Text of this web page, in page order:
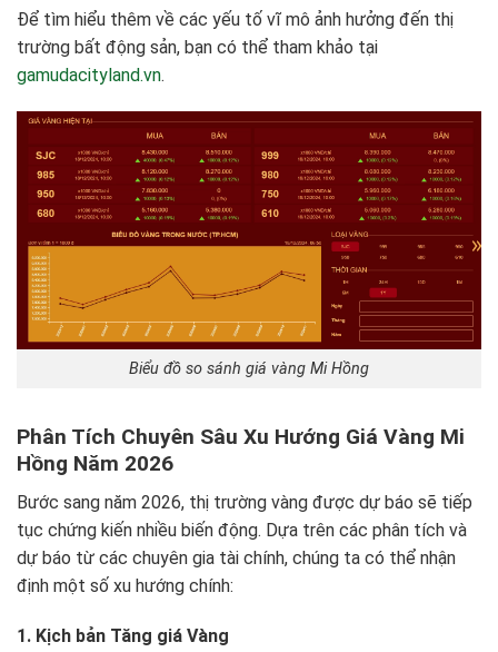
Để tìm hiểu thêm về các yếu tố vĩ mô ảnh hưởng đến thị
trường bất động sản, bạn có thể tham khảo tại
gamudacityland.vn.
Biểu đồ so sánh giá vàng Mi Hồng
Phân Tích Chuyên Sâu Xu Hướng Giá Vàng Mi
Hồng Năm 2026
Bước sang năm 2026, thị trường vàng được dự báo sẽ tiếp
tục chứng kiến nhiều biến động. Dựa trên các phân tích và
dự báo từ các chuyên gia tài chính, chúng ta có thể nhận
định một số xu hướng chính:
1. Kịch bản Tăng giá Vàng